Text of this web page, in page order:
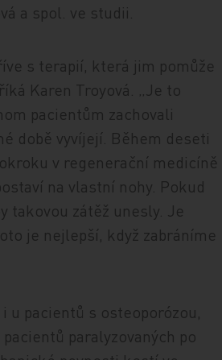
a spol. ve studii.
s terapií, která jim pomůže
Karen Troyová. „Je to
pacientům zachovali
době vyvíjejí. Během deseti
v regenerační medicíně
na vlastní nohy. Pokud
takovou zátěž unesly. Je
je nejlepší, když zabráníme
u pacientů s osteoporózou,
paralyzovaných po